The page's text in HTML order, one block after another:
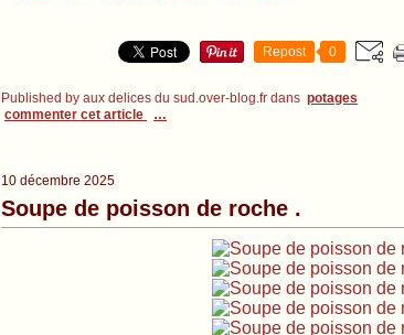
Repost 0
Published by aux delices du sud.over-blog.fr dans potages
commenter cet article
…
10 décembre 2025
Soupe de poisson de roche .